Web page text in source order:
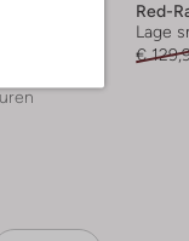
Red-
Lage
€